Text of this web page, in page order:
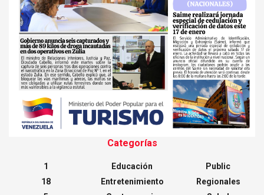
Categorías
1
18
Educación
Entretenimiento
Public
Regionales